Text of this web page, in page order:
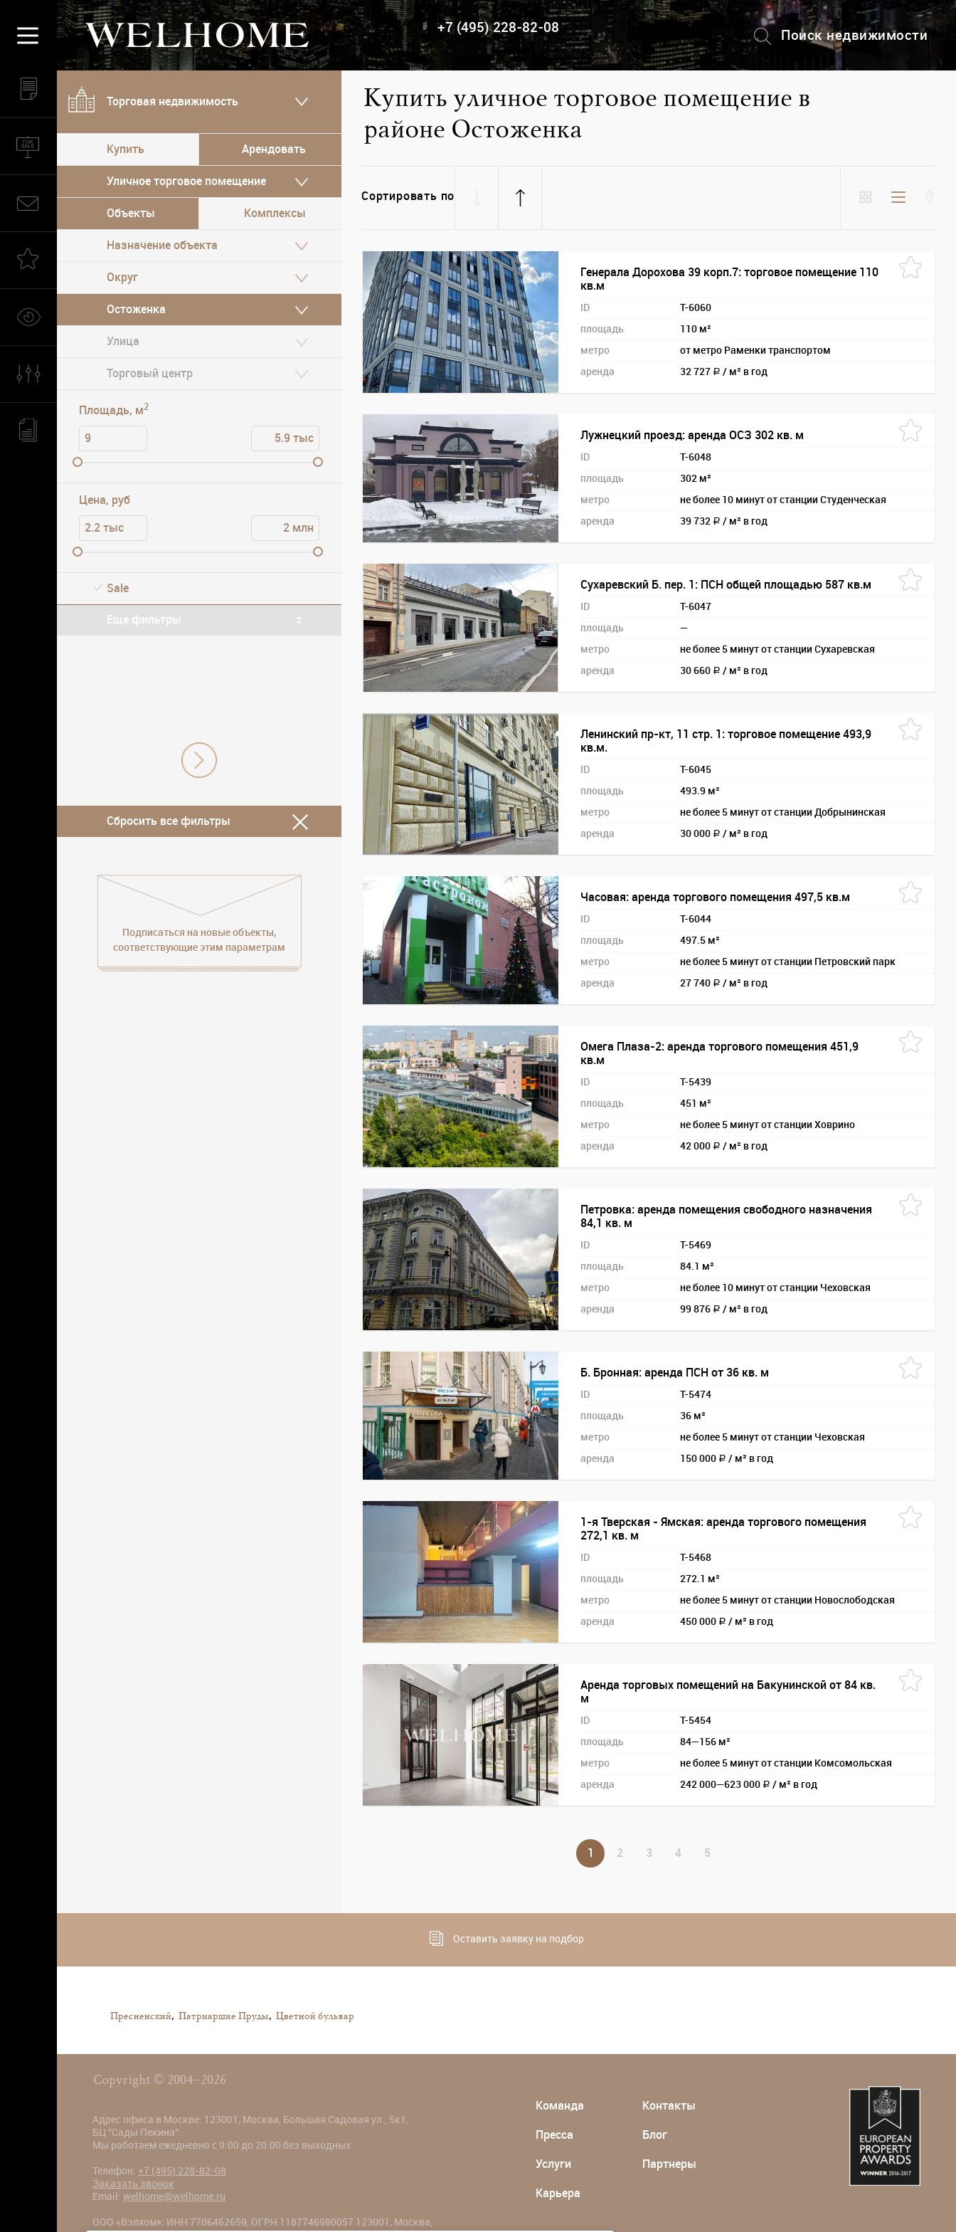
+7 (495) 228-82-08
Поиск недвижимости
+7 (495) 228-82-08
Торговая недвижимость
Купить Арендовать
Уличное торговое помещение
Объекты Комплексы
Назначение объекта
Округ
Остоженка
Парковка
Площадь, м2
Цена, руб
Sale
Еще фильтры
Сбросить все фильтры
Подписаться на новые объекты,
соответствующие этим параметрам
Купить уличное торговое помещение в
районе Остоженка
Сортировать по
Генерала Дорохова 39 корп.7: торговое помещение 110
кв.м
ID
T-6060
площадь
110 м²
метро
от метро Раменки транспортом
аренда
32 727 a / м² в год
Лужнецкий проезд: аренда ОСЗ 302 кв. м
ID
T-6048
площадь
302 м²
метро
не более 10 минут от станции Студенческая
аренда
39 732 a / м² в год
Сухаревский Б. пер. 1: ПСН общей площадью 587 кв.м
ID
T-6047
площадь
—
метро
не более 5 минут от станции Сухаревская
аренда
30 660 a / м² в год
Ленинский пр-кт, 11 стр. 1: торговое помещение 493,9
кв.м.
ID
T-6045
площадь
493.9 м²
метро
не более 5 минут от станции Добрынинская
аренда
30 000 a / м² в год
Часовая: аренда торгового помещения 497,5 кв.м
ID
T-6044
площадь
497.5 м²
метро
не более 5 минут от станции Петровский парк
аренда
27 740 a / м² в год
Омега Плаза-2: аренда торгового помещения 451,9
кв.м
ID
T-5439
площадь
451 м²
метро
не более 5 минут от станции Ховрино
аренда
42 000 a / м² в год
Петровка: аренда помещения свободного назначения
84,1 кв. м
ID
T-5469
площадь
84.1 м²
метро
не более 10 минут от станции Чеховская
аренда
99 876 a / м² в год
Б. Бронная: аренда ПСН от 36 кв. м
ID
T-5474
площадь
36 м²
метро
не более 5 минут от станции Чеховская
аренда
150 000 a / м² в год
1-я Тверская - Ямская: аренда торгового помещения
272,1 кв. м
ID
T-5468
площадь
272.1 м²
метро
не более 5 минут от станции Новослободская
аренда
450 000 a / м² в год
Аренда торговых помещений на Бакунинской от 84 кв.
м
ID
T-5454
площадь
84—156 м²
метро
не более 5 минут от станции Комсомольская
аренда
242 000—623 000 a / м² в год
1 2 3 4 5
Оставить заявку на подбор
Пресненский, Патриаршие Пруды, Цветной бульвар
Copyright © 2004–2026
Адрес офиса в Москве: 123001, Москва, Большая Садовая ул., 5к1,
БЦ "Сады Пекина".
Мы работаем ежедневно с 9:00 до 20:00 без выходных
Телефон: +7 (495) 228-82-08
Заказать звонок
Email: welhome@welhome.ru
ООО «Вэлхом»: ИНН 7706462659, ОГРН 1187746980057 123001, Москва,
Команда
Пресса
Услуги
Карьера
Контакты
Блог
Партнеры